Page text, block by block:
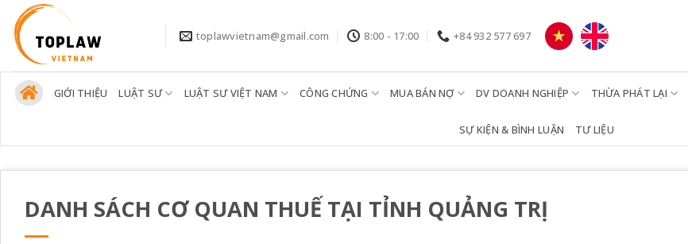
qua
nội
dung
toplawvietnam@gmail.com 8:00 - 17:00 +84 932 577 697
GIỚI THIỆU LUẬT SƯ LUẬT SƯ VIỆT NAM CÔNG CHỨNG MUA BÁN NỢ DV DOANH NGHIỆP THỪA PHÁT LẠI
SỰ KIỆN & BÌNH LUẬN TƯ LIỆU
DANH SÁCH CƠ QUAN THUẾ TẠI TỈNH QUẢNG TRỊ